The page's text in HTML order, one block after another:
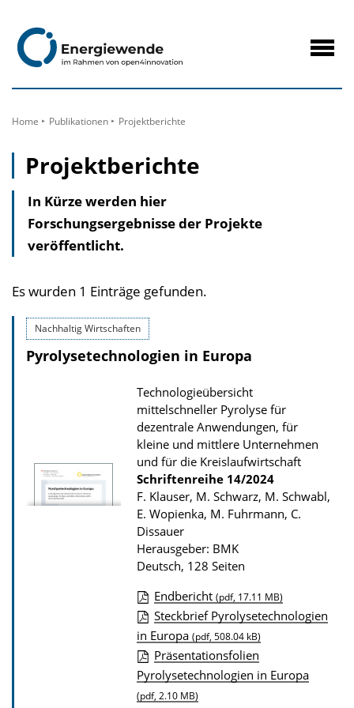
Home Publikationen Projektberichte
Projektberichte
In Kürze werden hier
Forschungsergebnisse der Projekte
veröffentlicht.
Es wurden 1 Einträge gefunden.
Nachhaltig Wirtschaften
Pyrolysetechnologien in Europa
Technologieübersicht
mittelschneller Pyrolyse für
dezentrale Anwendungen, für
kleine und mittlere Unternehmen
und für die Kreislaufwirtschaft
Schriftenreihe 14/2024
F. Klauser, M. Schwarz, M. Schwabl,
E. Wopienka, M. Fuhrmann, C.
Dissauer
Herausgeber: BMK
Deutsch, 128 Seiten
D
o
w
n
l
Endbericht (pdf, 17.11 MB)
Steckbrief Pyrolysetechnologien
in Europa (pdf, 508.04 kB)
Präsentationsfolien
Pyrolysetechnologien in Europa
(pdf, 2.10 MB)